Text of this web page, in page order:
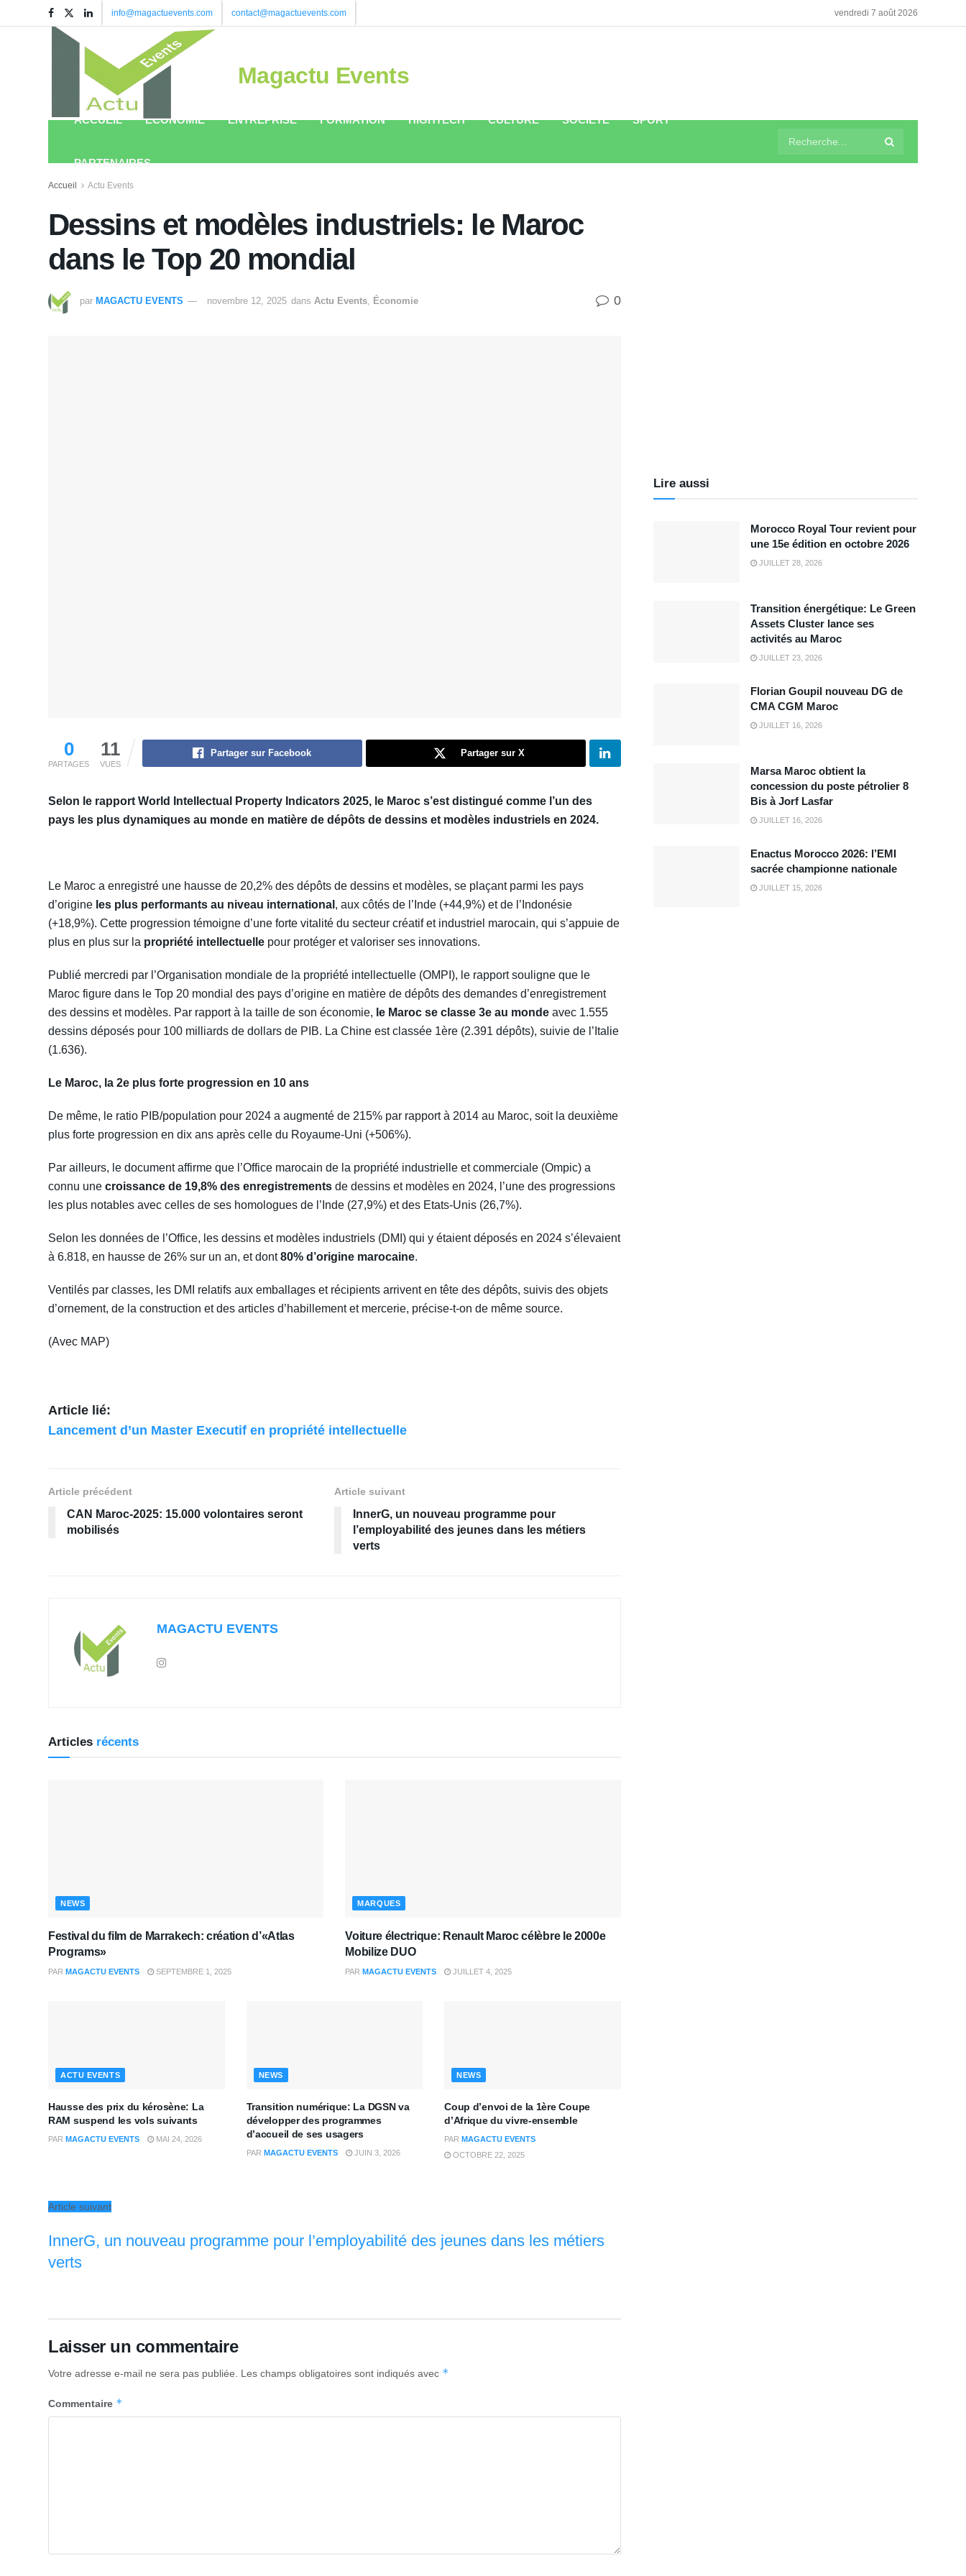
info@magactuevents.com contact@magactuevents.com vendredi 7 août 2026
Magactu Events
ACCUEIL ÉCONOMIE ENTREPRISE FORMATION HIGHTECH CULTURE SOCIÉTÉ SPORT
PARTENAIRES
Accueil Actu Events
Dessins et modèles industriels: le Maroc
dans le Top 20 mondial
par MAGACTU EVENTS novembre 12, 2025 dans Actu Events Économie 0
0
PARTAGES
11
VUES
Partager sur Facebook Partager sur X
Selon le rapport World Intellectual Property Indicators 2025, le Maroc s’est distingué comme l’un des
pays les plus dynamiques au monde en matière de dépôts de dessins et modèles industriels en 2024.
Le Maroc a enregistré une hausse de 20,2% des dépôts de dessins et modèles, se plaçant parmi les pays
d’origine les plus performants au niveau international , aux côtés de l’Inde (+44,9%) et de l’Indonésie
(+18,9%). Cette progression témoigne d’une forte vitalité du secteur créatif et industriel marocain, qui s’appuie de
plus en plus sur la propriété intellectuelle pour protéger et valoriser ses innovations.
Publié mercredi par l’Organisation mondiale de la propriété intellectuelle (OMPI), le rapport souligne que le
Maroc figure dans le Top 20 mondial des pays d’origine en matière de dépôts des demandes d’enregistrement
des dessins et modèles. Par rapport à la taille de son économie, le Maroc se classe 3e au monde avec 1.555
dessins déposés pour 100 milliards de dollars de PIB. La Chine est classée 1ère (2.391 dépôts), suivie de l’Italie
(1.636).
Le Maroc, la 2e plus forte progression en 10 ans
De même, le ratio PIB/population pour 2024 a augmenté de 215% par rapport à 2014 au Maroc, soit la deuxième
plus forte progression en dix ans après celle du Royaume-Uni (+506%).
Par ailleurs, le document affirme que l’Office marocain de la propriété industrielle et commerciale (Ompic) a
connu une croissance de 19,8% des enregistrements de dessins et modèles en 2024, l’une des progressions
les plus notables avec celles de ses homologues de l’Inde (27,9%) et des Etats-Unis (26,7%).
Selon les données de l’Office, les dessins et modèles industriels (DMI) qui y étaient déposés en 2024 s’élevaient
à 6.818, en hausse de 26% sur un an, et dont80% d’origine marocaine.
Ventilés par classes, les DMI relatifs aux emballages et récipients arrivent en tête des dépôts, suivis des objets
d’ornement, de la construction et des articles d’habillement et mercerie, précise-t-on de même source.
(Avec MAP)
Article lié:
Lancement d’un Master Executif en propriété intellectuelle
Article précédent
CAN Maroc-2025: 15.000 volontaires seront
mobilisés
Article suivant
InnerG, un nouveau programme pour
l’employabilité des jeunes dans les métiers
verts
MAGACTU EVENTS
Articles récents
NEWS
Festival du film de Marrakech: création d’«Atlas
Programs»
PAR MAGACTU EVENTS SEPTEMBRE 1, 2025
MARQUES
Voiture électrique: Renault Maroc célèbre le 2000e
Mobilize DUO
PAR MAGACTU EVENTS JUILLET 4, 2025
ACTU EVENTS
Hausse des prix du kérosène: La
RAM suspend les vols suivants
PAR MAGACTU EVENTS MAI 24, 2026
NEWS
Transition numérique: La DGSN va
développer des programmes
d’accueil de ses usagers
PAR MAGACTU EVENTS JUIN 3, 2026
NEWS
Coup d’envoi de la 1ère Coupe
d’Afrique du vivre-ensemble
PAR MAGACTU EVENTS
OCTOBRE 22, 2025
Article suivant
InnerG, un nouveau programme pour l’employabilité des jeunes dans les métiers
verts
Laisser un commentaire
Votre adresse e-mail ne sera pas publiée. Les champs obligatoires sont indiqués avec *
Commentaire *
Lire aussi
Morocco Royal Tour revient pour
une 15e édition en octobre 2026
JUILLET 28, 2026
Transition énergétique: Le Green
Assets Cluster lance ses
activités au Maroc
JUILLET 23, 2026
Florian Goupil nouveau DG de
CMA CGM Maroc
JUILLET 16, 2026
Marsa Maroc obtient la
concession du poste pétrolier 8
Bis à Jorf Lasfar
JUILLET 16, 2026
Enactus Morocco 2026: l’EMI
sacrée championne nationale
JUILLET 15, 2026